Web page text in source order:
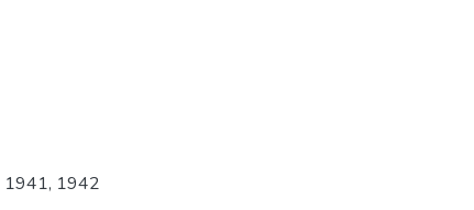
1941, 1942